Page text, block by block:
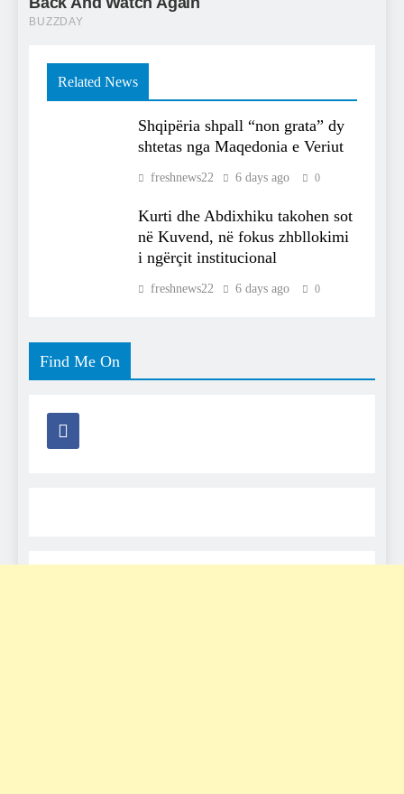
Related News
Shqipëria shpall “non grata” dy
shtetas nga Maqedonia e Veriut
freshnews22 6 days ago 0
Kurti dhe Abdixhiku takohen sot
në Kuvend, në fokus zhbllokimi
i ngërçit institucional
freshnews22 6 days ago 0
Find Me On